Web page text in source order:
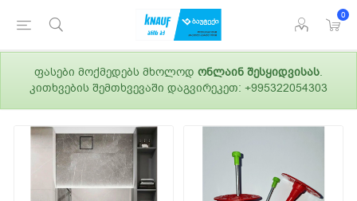
0
ფასები მოქმედებს მხოლოდ ონლაინ შესყიდვისას.
კითხვების შემთხვევაში დაგვირეკეთ: +995322054303